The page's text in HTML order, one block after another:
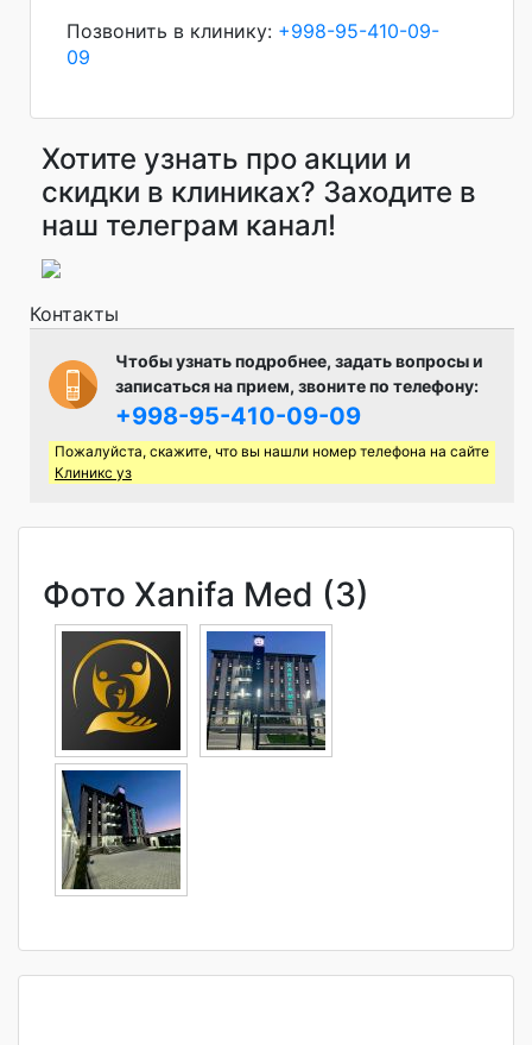
Позвонить в клинику: +998-95-410-09-
09
Хотите узнать про акции и
скидки в клиниках? Заходите в
наш телеграм канал!
Контакты
Чтобы узнать подробнее, задать вопросы и
записаться на прием, звоните по телефону:
+998-95-410-09-09
Пожалуйста, скажите, что вы нашли номер телефона на сайте
Клиникс уз
Фото Xanifa Med (3)